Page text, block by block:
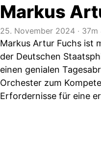
Markus
25. November 2024 ‧ 37m
Markus Artur Fuchs ist
der Deutschen
einen genialen
Orchester zum
Erfordernisse für eine